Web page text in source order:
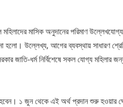
মহিলাদের মাসিক অনুদানের পরিমাণ
হলো। উল্লেখ্য, আগের ব্যবস্থায় সাধারণ
জাতি-ধর্ম নির্বিশেষে সকল যোগ্য
১ জুন থেকে এই অর্থ প্রদান শুরু হওয়ার